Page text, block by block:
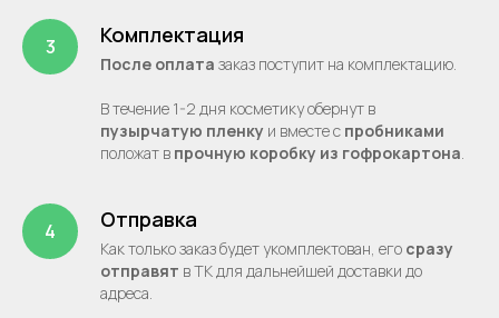
Комплектация
После оплата заказ поступит на комплектацию.
В течение 1-2 дня косметику обернут в
пузырчатую пленку и вместе с пробниками
положат в прочную коробку из гофрокартона.
Отправка
Как только заказ будет укомплектован, его сразу
отправят в ТК для дальнейшей доставки до
адреса.